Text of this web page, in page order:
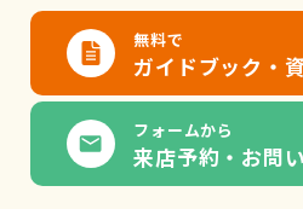
無料で
ガイドブック・
フォームから
来店予約・お問